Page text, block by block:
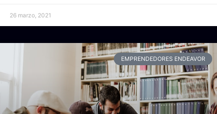
26 marzo, 2021
EMPRENDEDORES ENDEAVOR